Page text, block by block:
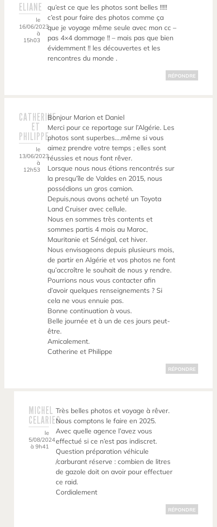
ELIANE
le
16/06/2023
à
15h03
qu’est ce que les photos sont belles !!!!!
c’est pour faire des photos comme ça
que je voyage même seule avec mon cc –
pas 4×4 dommage !! – mais pas que bien
évidemment !! les découvertes et les
rencontres du monde .
RÉPONDRE
CATHERINE
ET
PHILIPPE
le
13/06/2023
à
12h53
Bonjour Marion et Daniel
Merci pour ce reportage sur l’Algérie. Les
photos sont superbes….même si vous
aimez prendre votre temps ; elles sont
réussies et nous font rêver.
Lorsque nous nous étions rencontrés sur
la presqu’île de Valdes en 2015, nous
possédions un gros camion.
Depuis,nous avons acheté un Toyota
Land Cruiser avec cellule.
Nous en sommes très contents et
sommes partis 4 mois au Maroc,
Mauritanie et Sénégal, cet hiver.
Nous envisageons depuis plusieurs mois,
de partir en Algérie et vos photos ne font
qu’accroître le souhait de nous y rendre.
Pourrions nous vous contacter afin
d’avoir quelques renseignements ? Si
cela ne vous ennuie pas.
Bonne continuation à vous.
Belle journée et à un de ces jours peut-
être.
Amicalement.
Catherine et Philippe
RÉPONDRE
MICHEL
CELARIES
le
5/08/2024
à 9h41
Très belles photos et voyage à rêver.
Nous comptons le faire en 2025.
Avec quelle agence l’avez vous
effectué si ce n’est pas indiscret.
Question préparation véhicule
/carburant réserve : combien de litres
de gazole doit on avoir pour effectuer
ce raid.
Cordialement
RÉPONDRE